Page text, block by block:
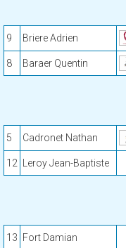
9 Briere Adrien
8 Baraer Quentin
5 Cadronet Nathan
12 Leroy Jean-Baptiste
13 Fort Damian